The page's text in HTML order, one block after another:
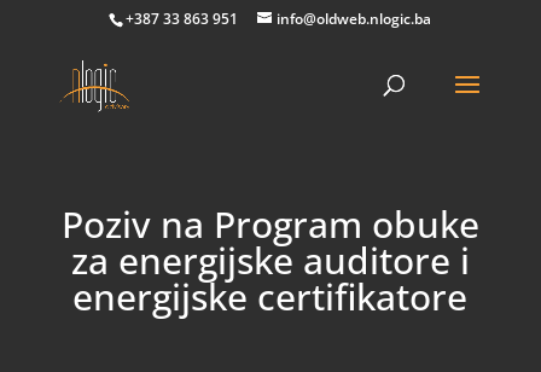
+387 33 863 951 info@oldweb.nlogic.ba
Poziv na Program obuke
za energijske auditore i
energijske certifikatore